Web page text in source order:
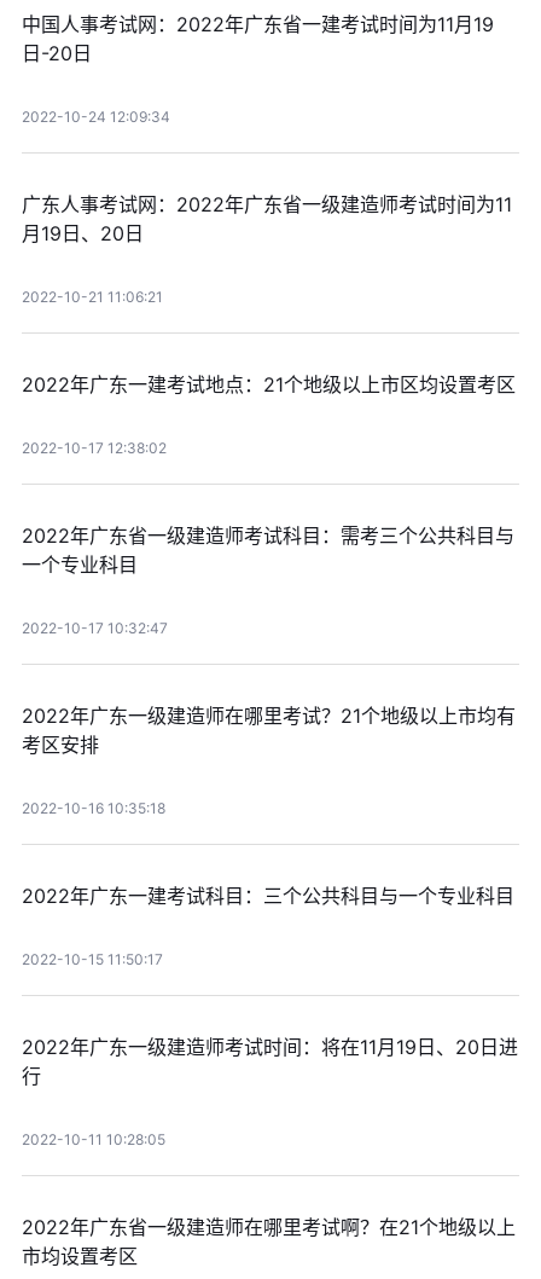
中国人事考试网：2022年广东省一建考试时间为11月19
日-20日
2022-10-24 12:09:34
广东人事考试网：2022年广东省一级建造师考试时间为11
月19日、20日
2022-10-21 11:06:21
2022年广东一建考试地点：21个地级以上市区均设置考区
2022-10-17 12:38:02
2022年广东省一级建造师考试科目：需考三个公共科目与
一个专业科目
2022-10-17 10:32:47
2022年广东一级建造师在哪里考试？21个地级以上市均有
考区安排
2022-10-16 10:35:18
2022年广东一建考试科目：三个公共科目与一个专业科目
2022-10-15 11:50:17
2022年广东一级建造师考试时间：将在11月19日、20日进
行
2022-10-11 10:28:05
2022年广东省一级建造师在哪里考试啊？在21个地级以上
市均设置考区